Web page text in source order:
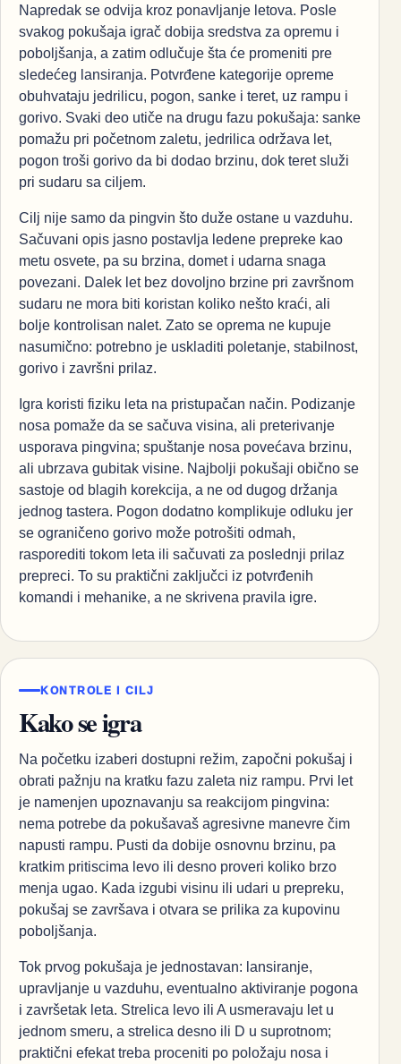
Napredak se odvija kroz ponavljanje letova. Posle
svakog pokušaja igrač dobija sredstva za opremu i
poboljšanja, a zatim odlučuje šta će promeniti pre
sledećeg lansiranja. Potvrđene kategorije opreme
obuhvataju jedrilicu, pogon, sanke i teret, uz rampu i
gorivo. Svaki deo utiče na drugu fazu pokušaja: sanke
pomažu pri početnom zaletu, jedrilica održava let,
pogon troši gorivo da bi dodao brzinu, dok teret služi
pri sudaru sa ciljem.
Cilj nije samo da pingvin što duže ostane u vazduhu.
Sačuvani opis jasno postavlja ledene prepreke kao
metu osvete, pa su brzina, domet i udarna snaga
povezani. Dalek let bez dovoljno brzine pri završnom
sudaru ne mora biti koristan koliko nešto kraći, ali
bolje kontrolisan nalet. Zato se oprema ne kupuje
nasumično: potrebno je uskladiti poletanje, stabilnost,
gorivo i završni prilaz.
Igra koristi fiziku leta na pristupačan način. Podizanje
nosa pomaže da se sačuva visina, ali preterivanje
usporava pingvina; spuštanje nosa povećava brzinu,
ali ubrzava gubitak visine. Najbolji pokušaji obično se
sastoje od blagih korekcija, a ne od dugog držanja
jednog tastera. Pogon dodatno komplikuje odluku jer
se ograničeno gorivo može potrošiti odmah,
rasporediti tokom leta ili sačuvati za poslednji prilaz
prepreci. To su praktični zaključci iz potvrđenih
komandi i mehanike, a ne skrivena pravila igre.
KONTROLE I CILJ
Kako se igra
Na početku izaberi dostupni režim, započni pokušaj i
obrati pažnju na kratku fazu zaleta niz rampu. Prvi let
je namenjen upoznavanju sa reakcijom pingvina:
nema potrebe da pokušavaš agresivne manevre čim
napusti rampu. Pusti da dobije osnovnu brzinu, pa
kratkim pritiscima levo ili desno proveri koliko brzo
menja ugao. Kada izgubi visinu ili udari u prepreku,
pokušaj se završava i otvara se prilika za kupovinu
poboljšanja.
Tok prvog pokušaja je jednostavan: lansiranje,
upravljanje u vazduhu, eventualno aktiviranje pogona
i završetak leta. Strelica levo ili A usmeravaju let u
jednom smeru, a strelica desno ili D u suprotnom;
praktični efekat treba proceniti po položaju nosa i